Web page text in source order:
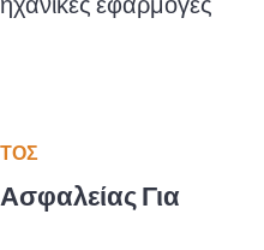
Για